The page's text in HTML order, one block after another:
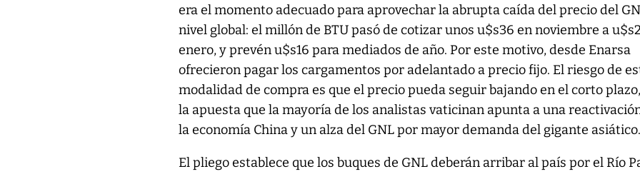
era el momento adecuado para aprovechar la abrupta caída del precio del
nivel global: el millón de BTU pasó de cotizar unos u$s36 en noviembre a
enero, y prevén u$s16 para mediados de año. Por este motivo, desde Enarsa
ofrecieron pagar los cargamentos por adelantado a precio fijo. El riesgo de
modalidad de compra es que el precio pueda seguir bajando en el corto
la apuesta que la mayoría de los analistas vaticinan apunta a una
la economía China y un alza del GNL por mayor demanda del gigante
El pliego establece que los buques de GNL deberán arribar al país por el Río